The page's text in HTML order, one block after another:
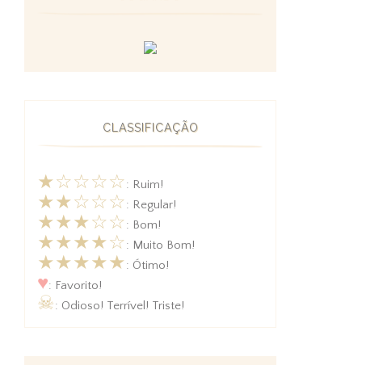
CLASSIFICAÇÃO
★☆☆☆☆: Ruim!
★★☆☆☆: Regular!
★★★☆☆: Bom!
★★★★☆: Muito Bom!
★★★★★: Ótimo!
♥: Favorito!
☠: Odioso! Terrível! Triste!